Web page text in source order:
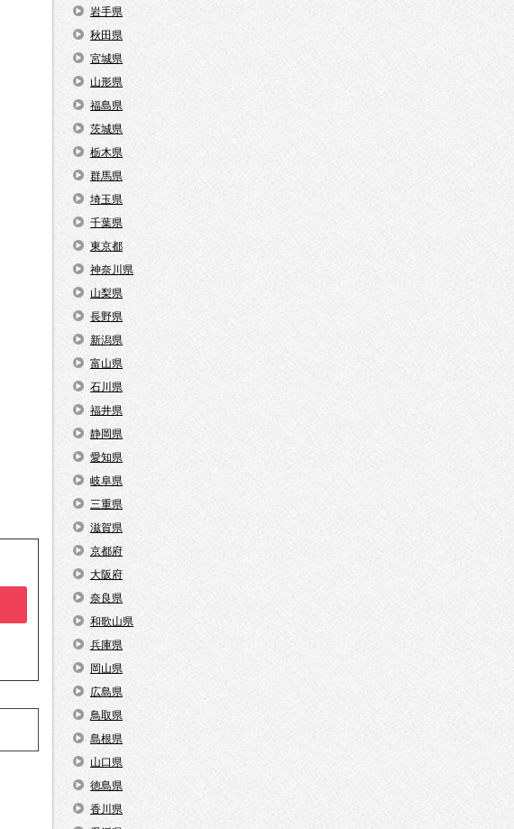
岩手県
秋田県
宮城県
山形県
福島県
茨城県
栃木県
群馬県
埼玉県
千葉県
東京都
神奈川県
山梨県
長野県
新潟県
富山県
石川県
福井県
静岡県
愛知県
岐阜県
三重県
滋賀県
京都府
大阪府
奈良県
和歌山県
兵庫県
岡山県
広島県
鳥取県
島根県
山口県
徳島県
香川県